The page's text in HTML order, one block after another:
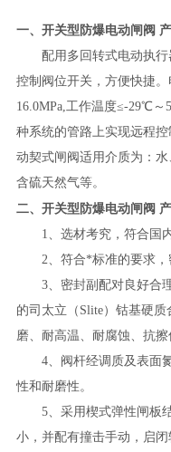
一、 开关型防爆电动闸阀
配用多回转式电动执行
控制阀位开关，方便快捷
16.0MPa,工作温度≤-29℃
种系统的管路上实现远程
动契式闸阀适用介质为：水
含硫天然气等。
二、 开关型防爆电动闸阀
1、选材考究，符合国内
2、符合*标准的要求，
3、密封副配对良好合理
的司太立（Slite）钴基硬
磨、耐高温、耐腐蚀、抗擦
4、阀杆经调质及表面氮
性和耐磨性。
5、采用楔式弹性闸板结
小，并配有撞击手动，启闭